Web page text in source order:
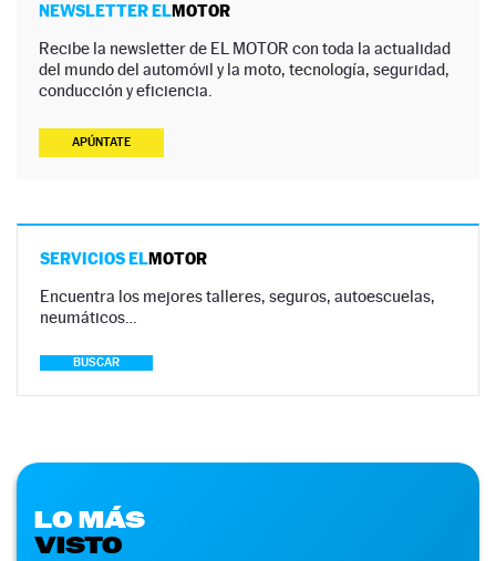
NEWSLETTER ELMOTOR
Recibe la newsletter de EL MOTOR con toda la actualidad
del mundo del automóvil y la moto, tecnología, seguridad,
conducción y eficiencia.
APÚNTATE
SERVICIOS ELMOTOR
Encuentra los mejores talleres, seguros, autoescuelas,
neumáticos…
BUSCAR
LO MÁS
VISTO